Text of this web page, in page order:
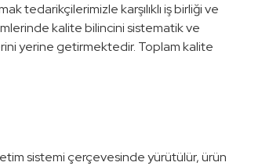
tedarikçilerimizle karşılıklı iş birliği ve
kalite bilincini sistematik ve
yerine getirmektedir. Toplam kalite
sistemi çerçevesinde yürütülür, ürün